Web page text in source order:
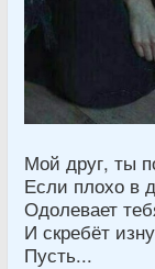
Мой друг, ты
Если плохо в
Одолевает
И скребёт
Пусть...